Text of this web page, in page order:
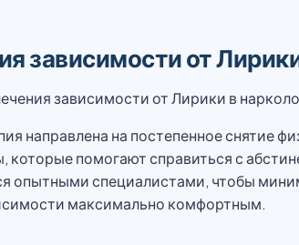
зависимости от
зависимости от Лирики в
направлена на постепенное снятие
которые помогают справиться с
опытными специалистами, чтобы
максимально комфортным.